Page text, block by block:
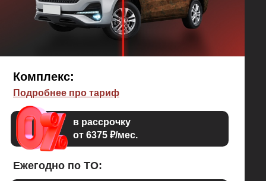
Ежегодно по ТО:
Подробнее про тариф
Комплекс:
в рассрочку
от 6375 ₽/мес.